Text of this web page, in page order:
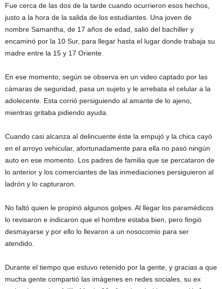
Fue cerca de las dos de la tarde cuando ocurrieron esos hechos,
justo a la hora de la salida de los estudiantes. Una joven de
nombre Samantha, de 17 años de edad, salió del bachiller y
encaminó por la 10 Sur, para llegar hasta el lugar donde trabaja su
madre entre la 15 y 17 Oriente.
En ese momento, según se observa en un video captado por las
cámaras de seguridad, pasa un sujeto y le arrebata el celular a la
adolecente. Esta corrió persiguiendo al amante de lo ajeno,
mientras gritaba pidiendo ayuda.
Cuando casi alcanza al delincuente éste la empujó y la chica cayó
en el arroyo vehicular, afortunadamente para ella no pasó ningún
auto en ese momento. Los padres de familia que se percataron de
lo anterior y los comerciantes de las inmediaciones persiguieron al
ladrón y lo capturaron.
No faltó quien le propinó algunos golpes. Al llegar los paramédicos
lo revisaron e indicaron que el hombre estaba bien, pero fingió
desmayarse y por ello lo llevaron a un nosocomio para ser
atendido.
Durante el tiempo que estuvo retenido por la gente, y gracias a que
mucha gente compartió las imágenes en redes sociales, su ex